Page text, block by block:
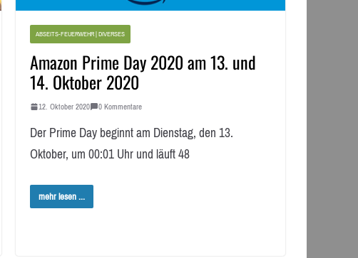
ABSEITS-FEUERWEHR | DIVERSES
Amazon Prime Day 2020 am 13. und
14. Oktober 2020
12. Oktober 2020 0 Kommentare
Der Prime Day beginnt am Dienstag, den 13.
Oktober, um 00:01 Uhr und läuft 48
mehr lesen ...